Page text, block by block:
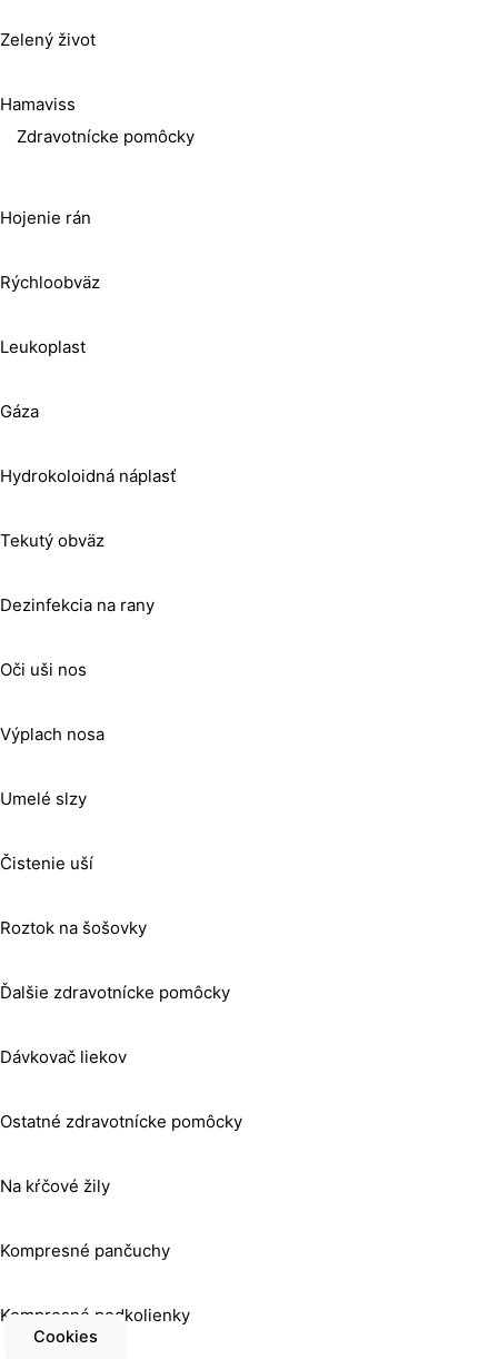
Zelený život
Hamaviss
Zdravotnícke pomôcky
Hojenie rán
Rýchloobväz
Leukoplast
Gáza
Hydrokoloidná náplasť
Tekutý obväz
Dezinfekcia na rany
Oči uši nos
Výplach nosa
Umelé slzy
Čistenie uší
Roztok na šošovky
Ďalšie zdravotnícke pomôcky
Dávkovač liekov
Ostatné zdravotnícke pomôcky
Na kŕčové žily
Kompresné pančuchy
Kompresné podkolienky
Cookies